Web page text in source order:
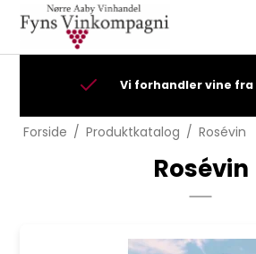
Vi forhandler vine fra
Forside / Produktkatalog / Rosévin
Rosévin